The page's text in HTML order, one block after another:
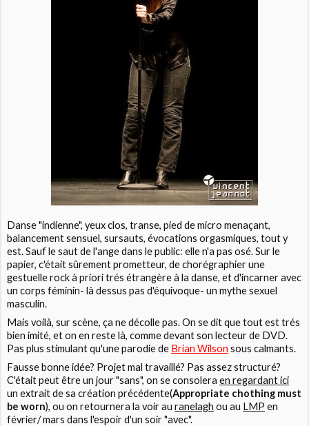
Danse "indienne", yeux clos, transe, pied de micro menaçant,
balancement sensuel, sursauts, évocations orgasmiques, tout y
est. Sauf le saut de l'ange dans le public: elle n'a pas osé. Sur le
papier, c'était sûrement prometteur, de chorégraphier une
gestuelle rock à priori trés étrangère à la danse, et d'incarner avec
un corps féminin- là dessus pas d'équivoque- un mythe sexuel
masculin.
Mais voilà, sur scène, ça ne décolle pas. On se dit que tout est trés
bien imité, et on en reste là, comme devant son lecteur de DVD.
Pas plus stimulant qu'une parodie de Brian Wilson sous calmants.
Fausse bonne idée? Projet mal travaillé? Pas assez structuré?
C'était peut être un jour "sans", on se consoleraen regardant ici
un extrait de sa création précédente(Appropriate chothing must
be worn), ou on retournera la voir auranelagh ou au LMP en
février/ mars dans l'espoir d'un soir "avec".